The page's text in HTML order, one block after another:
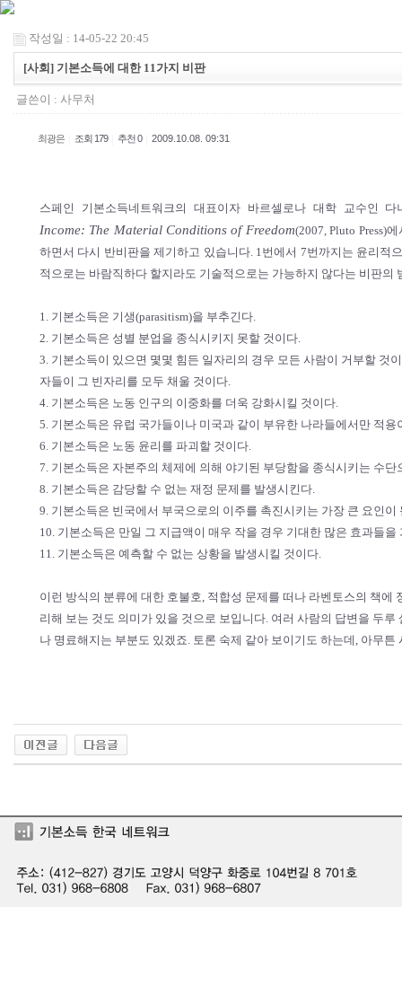
작성일 : 14-05-22 20:45
[사회] 기본소득에 대한 11가지 비판
글쓴이 : 사무처
최광은 조회 179 추천 0 2009.10.08. 09:31
스페인 기본소득네트워크의 대표이자 바르셀로나 대학 교수인
Income: The Material Conditions of Freedom(2007, Pluto Press)
하면서 다시 반비판을 제기하고 있습니다. 1번에서 7번까지는 윤리적
적으로는 바람직하다 할지라도 기술적으로는 가능하지 않다는 비판의
1. 기본소득은 기생(parasitism)을 부추긴다.
2. 기본소득은 성별 분업을 종식시키지 못할 것이다.
3. 기본소득이 있으면 몇몇 힘든 일자리의 경우 모든 사람이 거부할 것
자들이 그 빈자리를 모두 채울 것이다.
4. 기본소득은 노동 인구의 이중화를 더욱 강화시킬 것이다.
5. 기본소득은 유럽 국가들이나 미국과 같이 부유한 나라들에서만 적용
6. 기본소득은 노동 윤리를 파괴할 것이다.
7. 기본소득은 자본주의 체제에 의해 야기된 부당함을 종식시키는 수단
8. 기본소득은 감당할 수 없는 재정 문제를 발생시킨다.
9. 기본소득은 빈국에서 부국으로의 이주를 촉진시키는 가장 큰 요인이
10. 기본소득은 만일 그 지급액이 매우 작을 경우 기대한 많은 효과들을
11. 기본소득은 예측할 수 없는 상황을 발생시킬 것이다.
이런 방식의 분류에 대한 호불호, 적합성 문제를 떠나 라벤토스의 책에
리해 보는 것도 의미가 있을 것으로 보입니다. 여러 사람의 답변을 두
나 명료해지는 부분도 있겠죠. 토론 숙제 같아 보이기도 하는데, 아무